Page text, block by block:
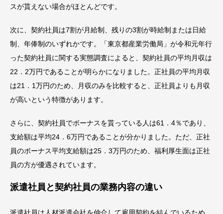
スが貰えない場合がほとんどです。
次に、契約社員は7割が月給制、残りの3割が時給制または日給
制、年俸制のいずれかです。「東京都産業労働局」が令和元年行
った契約社員に関する実態調査によると、契約社員の平均月収は
22．2万円であることが明らかになりました。正社員の平均月収
は21．1万円のため、月収のみを比較すると、正社員よりも月収
が高いという特徴があります。
さらに、契約社員でボーナスを貰っている人は61．4％であり、
支給額は平均24．6万円であることが分かりました。ただ、正社
員のボーナス平均支給額は25．3万円のため、福利厚生面は正社
員の方が優遇されています。
派遣社員と契約社員の業務内容の違い